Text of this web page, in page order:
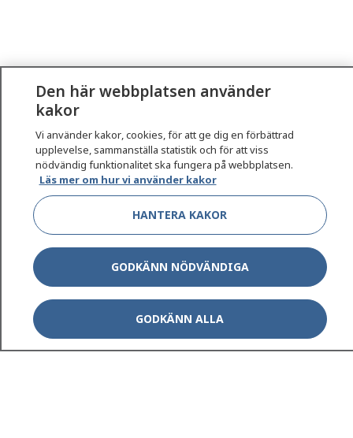
Den här webbplatsen använder
kakor
Vi använder kakor, cookies, för att ge dig en förbättrad
upplevelse, sammanställa statistik och för att viss
nödvändig funktionalitet ska fungera på webbplatsen.
Läs mer om hur vi använder kakor
HANTERA KAKOR
GODKÄNN NÖDVÄNDIGA
GODKÄNN ALLA